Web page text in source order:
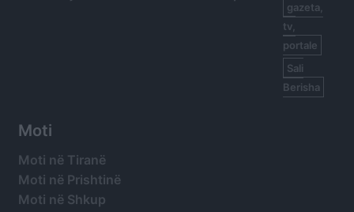
gazeta,
tv,
portale
Sali
Berisha
Moti
Moti në Tiranë
Moti në Prishtinë
Moti në Shkup